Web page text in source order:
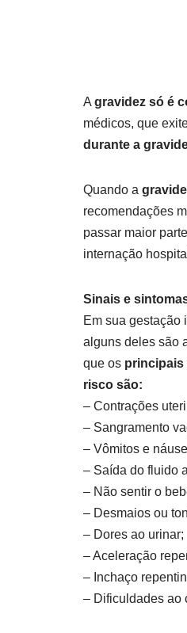
Agravidez só é
médicos, que
durante a
Quando a
recomendações
passar maior
internação
Sinais e
Em sua gestação
alguns deles são
que os principais
risco são:
– Contrações
– Sangramento
– Vômitos e
– Saída do fluido
– Não sentir o
– Desmaios ou
– Dores ao urinar;
– Aceleração
– Inchaço
– Dificuldades ao